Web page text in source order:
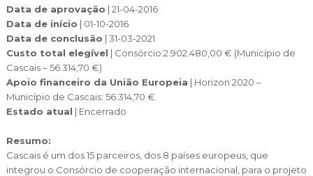
Urbanismo
Qualidade de vida
Sociedade & Educação
ESTUDAR
TEMPOS LIVRES
MOBILIDADE
INVESTIR EM CASCAIS
SERVIÇOS
Data de aprovação | 21-04-2016
Data de início | 01-10-2016
Data de conclusão | 31-03-2021
Custo total elegível | Consórcio:2.902.480,00 € (Município de
Cascais – 56.314,70 €)
Apoio financeiro da União Europeia | Horizon 2020 –
Município de Cascais: 56.314,70 €
Estado atual | Encerrado
Resumo:
Cascais é um dos 15 parceiros, dos 8 países europeus, que
integrou o Consórcio de cooperação internacional, para o projeto